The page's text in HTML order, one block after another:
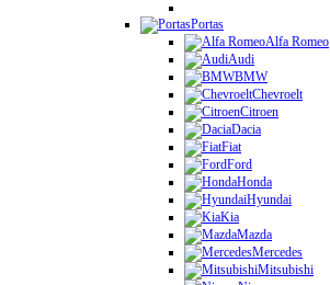
Portas
Alfa Romeo
Audi
BMW
Chevroelt
Citroen
Dacia
Fiat
Ford
Honda
Hyundai
Kia
Mazda
Mercedes
Mitsubishi